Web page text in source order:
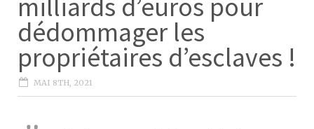
milliards d’euros pour
dédommager les
propriétaires d’esclaves !
MAI 8TH, 2021